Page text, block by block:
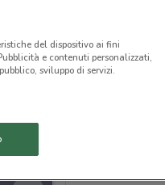
Via
Via
del dispositivo ai fini
e contenuti personalizzati,
sviluppo di servizi.